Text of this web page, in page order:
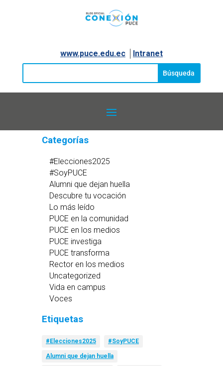
www.puce.edu.ec│ Intranet
Categorías
#Elecciones2025
#SoyPUCE
Alumni que dejan huella
Descubre tu vocación
Lo más leído
PUCE en la comunidad
PUCE en los medios
PUCE investiga
PUCE transforma
Rector en los medios
Uncategorized
Vida en campus
Voces
Etiquetas
#Elecciones2025 #SoyPUCE
Alumni que dejan huella